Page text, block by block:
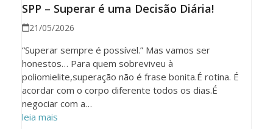
SPP – Superar é uma Decisão Diária!
21/05/2026
“Superar sempre é possível.” Mas vamos ser
honestos… Para quem sobreviveu à
poliomielite,superação não é frase bonita.É rotina. É
acordar com o corpo diferente todos os dias.É
negociar com a…
leia mais